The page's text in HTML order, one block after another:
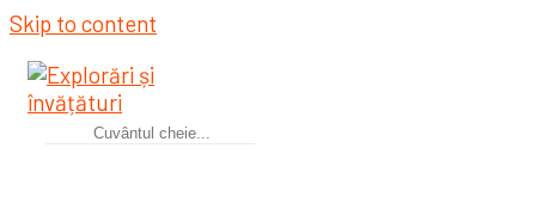
Skip to content